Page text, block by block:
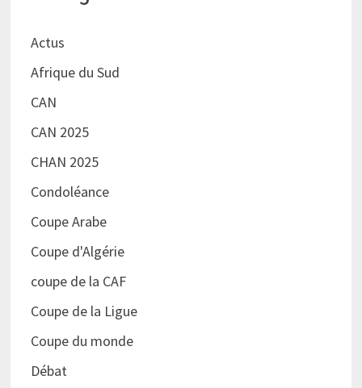
Actus
Afrique du Sud
CAN
CAN 2025
CHAN 2025
Condoléance
Coupe Arabe
Coupe d'Algérie
coupe de la CAF
Coupe de la Ligue
Coupe du monde
Débat